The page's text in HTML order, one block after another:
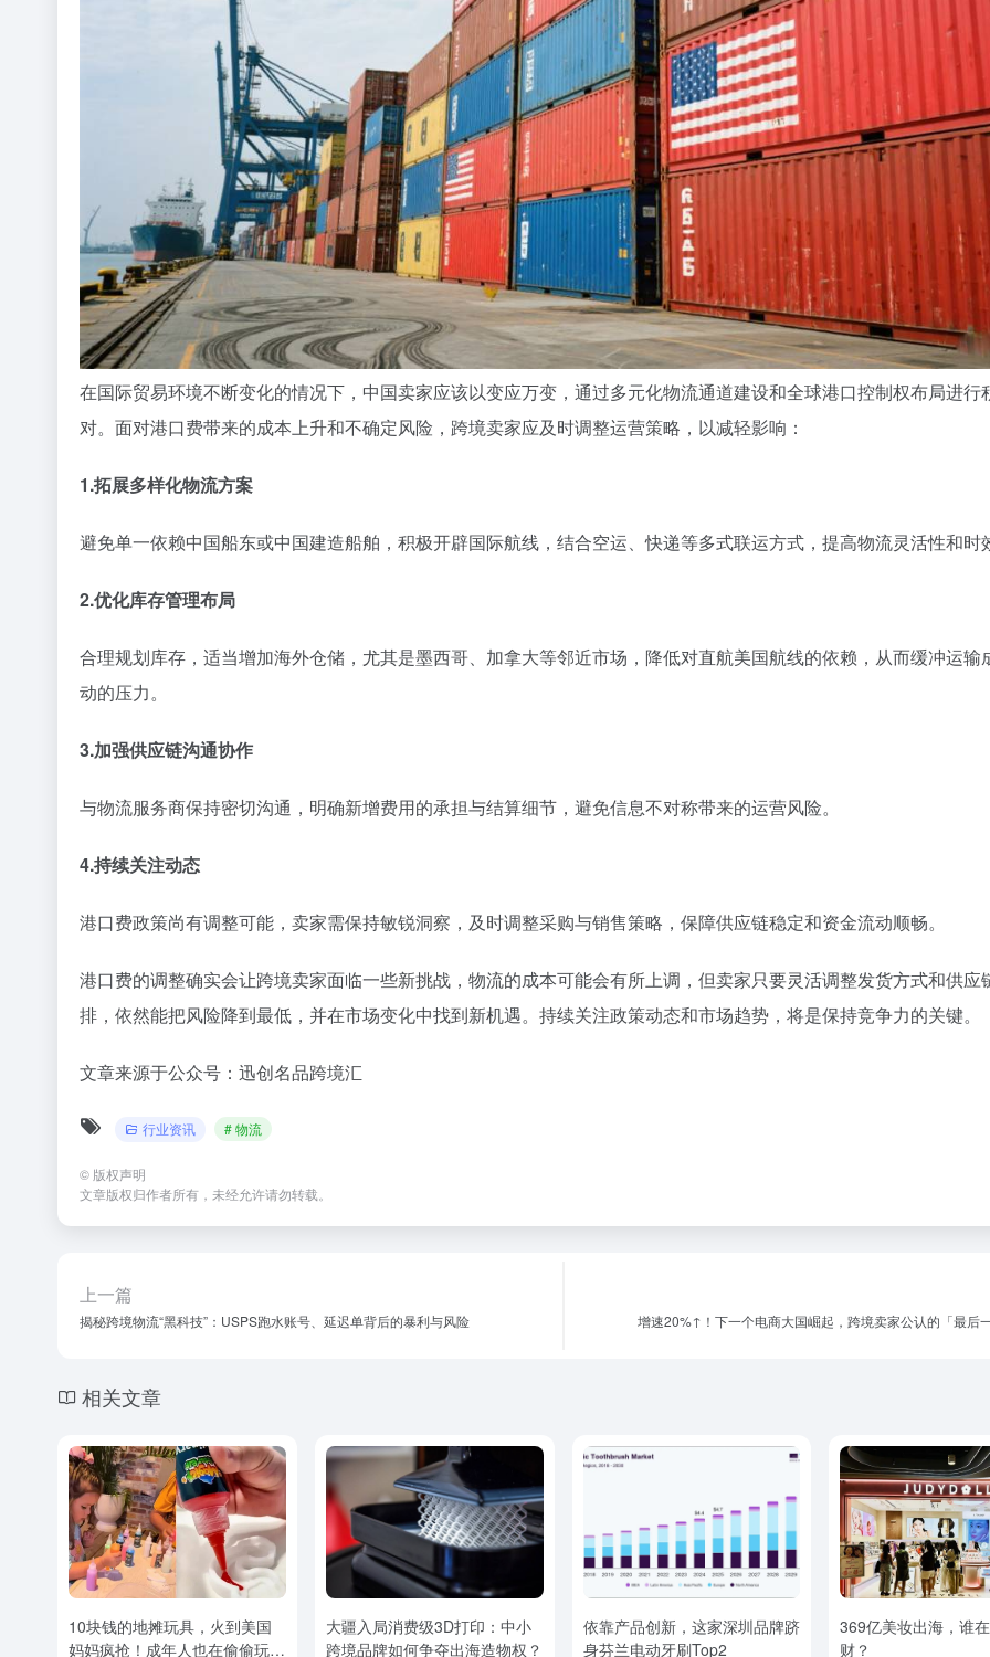
在国际贸易环境不断变化的情况下，中国卖家应该以变应万变，通过多元化物流通道建设和全球港口控制权布局进行
对。面对港口费带来的成本上升和不确定风险，跨境卖家应及时调整运营策略，以减轻影响：
1.拓展多样化物流方案
避免单一依赖中国船东或中国建造船舶，积极开辟国际航线，结合空运、快递等多式联运方式，提高物流灵活性和时
2.优化库存管理布局
合理规划库存，适当增加海外仓储，尤其是墨西哥、加拿大等邻近市场，降低对直航美国航线的依赖，从而缓冲运输
动的压力。
3.加强供应链沟通协作
与物流服务商保持密切沟通，明确新增费用的承担与结算细节，避免信息不对称带来的运营风险。
4.持续关注​动态
港口费政策尚有调整可能，卖家需保持敏锐洞察，及时调整采购与销售策略，保障供应链稳定和资金流动顺畅。
港口费的调整确实会让跨境卖家面临一些新挑战，物流的成本可能会有所上调，但卖家只要灵活调整发货方式和供应
排，依然能把风险降到最低，并在市场变化中找到新机遇。持续关注政策动态和市场趋势，将是保持竞争力的关键。
文章来源于公众号：迅创名品跨境汇
行业资讯 # 物流
© 版权声明
文章版权归作者所有，未经允许请勿转载。
上一篇
揭秘跨境物流“黑科技”：USPS跑水账号、延迟单背后的暴利与风险 增速20%↑！下一个电商大国崛起，跨境卖家公认的「最后
相关文章
10块钱的地摊玩具，火到美国
妈妈疯抢！成年人也在偷偷玩，
大疆入局消费级3D打印：中小
跨境品牌如何争夺出海造物权？
依靠产品创新，这家深圳品牌跻
身芬兰电动牙刷Top2
369亿美妆出海，谁
财？